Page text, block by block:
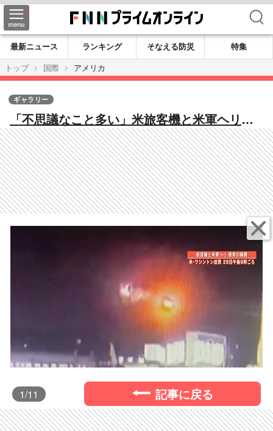
検索
最新ニュース ランキング そなえる防災
特集
トップ
国際 アメリカ
「不思議なこと多い」米旅客機と米軍ヘリ衝
突事故 事故直前のやりとりから見えてく
る“謎” 元JAL機長「日本では考えられな
い」
ギャラリー
1/11 記事に戻る